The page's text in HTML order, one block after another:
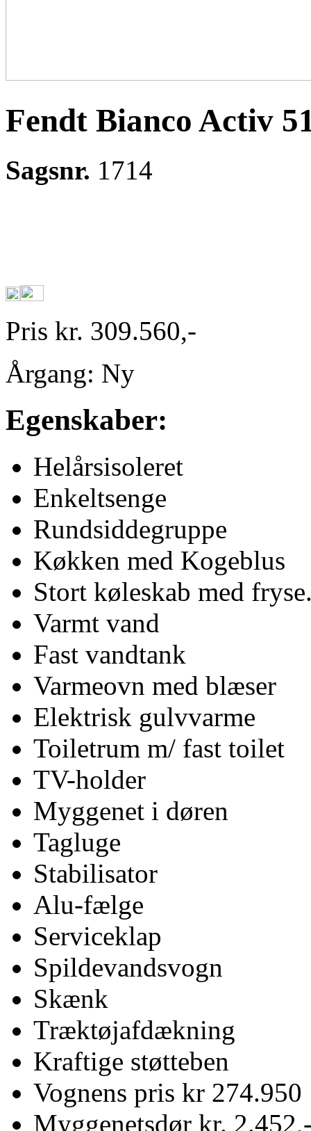
Fendt Bianco Activ
Sagsnr. 1714
Pris kr. 309.560,-
Årgang: Ny
Egenskaber:
Helårsisoleret
Enkeltsenge
Rundsiddegruppe
Køkken med Kogeblus
Stort køleskab med
Varmt vand
Fast vandtank
Varmeovn med blæser
Elektrisk gulvvarme
Toiletrum m/ fast toilet
TV-holder
Myggenet i døren
Tagluge
Stabilisator
Alu-fælge
Serviceklap
Spildevandsvogn
Skænk
Træktøjafdækning
Kraftige støtteben
Vognens pris kr 274.950
Myggenetsdør kr.